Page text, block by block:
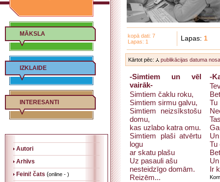
MĀKSLA
IZKLAIDE
INTERESANTI
Autori
Arhīvs
Feini! čats (online - )
kopā dati: 7
Lapas: 1
Lapas: 1
Kārtot pēc: publikācijas datuma
-Simtiem un vēl
vairāk-
Simtiem čaklu roku,
Simtiem sirmu galvu,
Simtiem neizsīkstošu
domu,
kas uzlabo katra omu.
Simtiem plaši atvērtu
logu
ar skatu plašu
Uz pasauli ašu
nesteidzīgo domām.
Reizēm...
-
Tu
Tu
Ir